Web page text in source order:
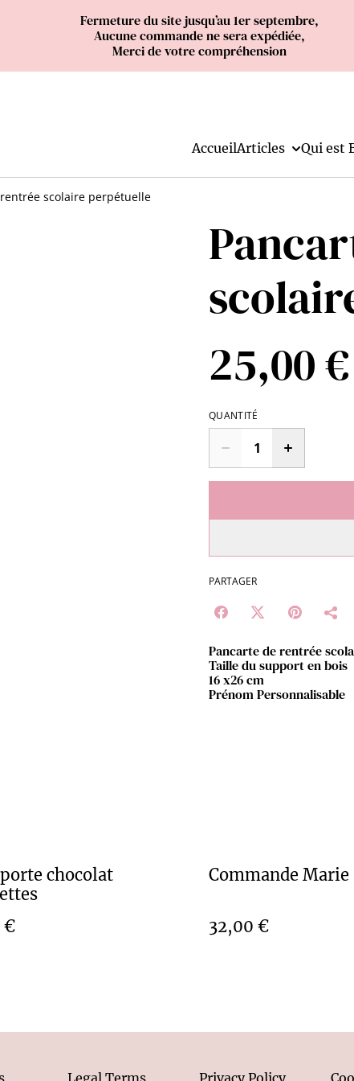
Fermeture du site jusqu’au 1er septembre,
Aucune commande ne sera expédiée,
Merci de votre compréhension
AccueilArticles Qui est
scolaire perpétuelle
25,00 €
QUANTITÉ
PARTAGER
Pancarte de rentrée
Taille du support en bois
16 x26 cm
Prénom Personnalisable
chocolat
€
Commande Marie
32,00 €
Legal Terms Privacy Policy